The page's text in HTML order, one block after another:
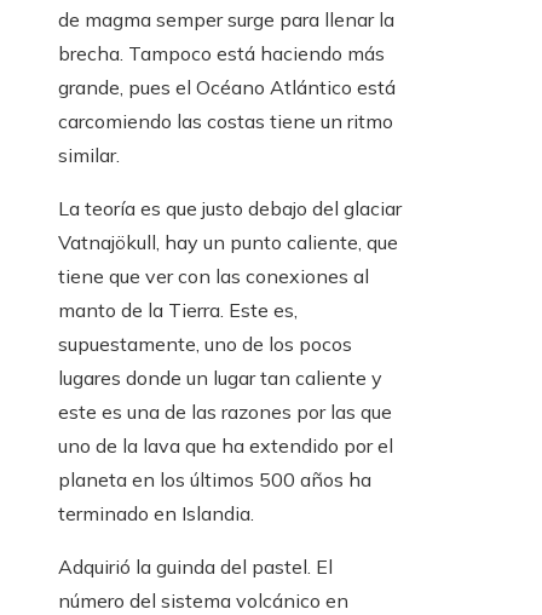
de magma semper surge para llenar la
brecha. Tampoco está haciendo más
grande, pues el Océano Atlántico está
carcomiendo las costas tiene un ritmo
similar.
La teoría es que justo debajo del glaciar
Vatnajökull, hay un punto caliente, que
tiene que ver con las conexiones al
manto de la Tierra. Este es,
supuestamente, uno de los pocos
lugares donde un lugar tan caliente y
este es una de las razones por las que
uno de la lava que ha extendido por el
planeta en los últimos 500 años ha
terminado en Islandia.
Adquirió la guinda del pastel. El
número del sistema volcánico en